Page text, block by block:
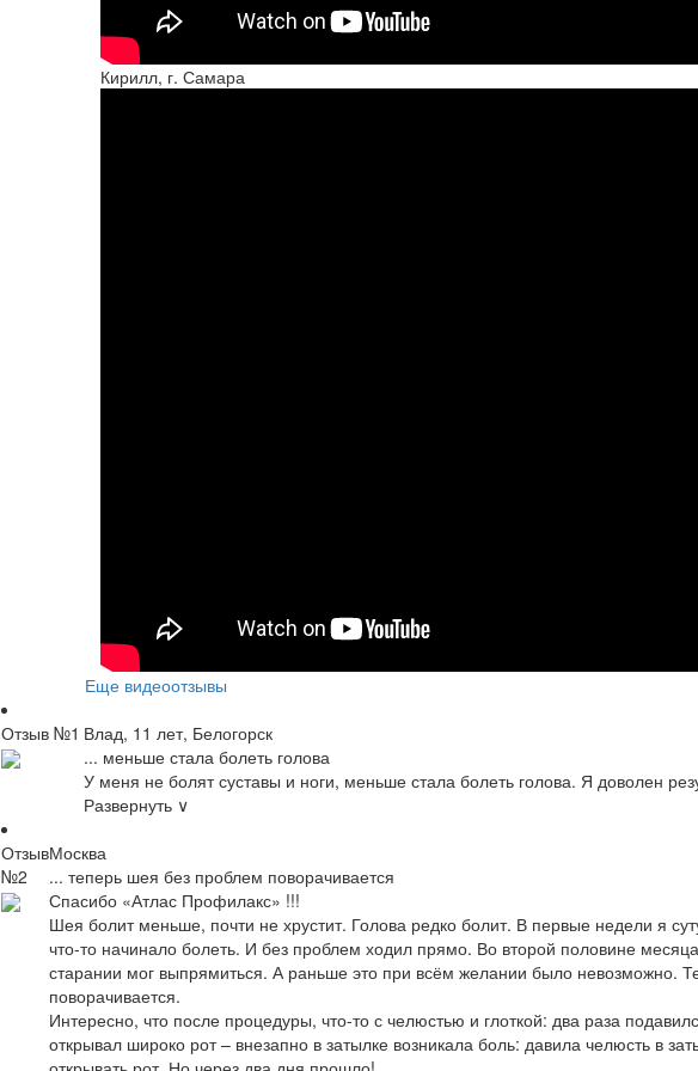
Кирилл, г. Самара
Еще видеоотзывы
Отзыв №1 Влад, 11 лет, Белогорск
... меньше стала болеть голова
У меня не болят суставы и ноги, меньше стала болеть голова. Я доволен
Развернуть ∨
Отзыв
№2
Москва
... теперь шея без проблем поворачивается
Спасибо «Атлас Профилакс» !!!
Шея болит меньше, почти не хрустит. Голова редко болит. В первые недели я
что-то начинало болеть. И без проблем ходил прямо. Во второй половине
старании мог выпрямиться. А раньше это при всём желании было невозможно.
поворачивается.
Интересно, что после процедуры, что-то с челюстью и глоткой: два раза
открывал широко рот – внезапно в затылке возникала боль: давила челюсть в